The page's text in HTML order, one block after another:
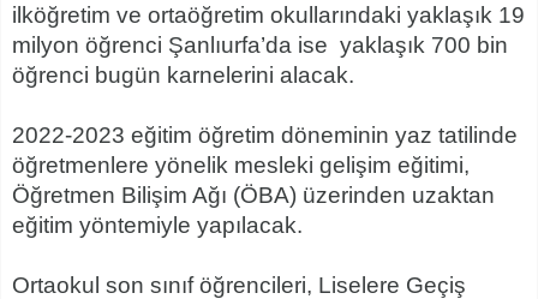
ilköğretim ve ortaöğretim okullarındaki yaklaşık 19
milyon öğrenci Şanlıurfa’da ise yaklaşık 700 bin
öğrenci bugün karnelerini alacak.
2022-2023 eğitim öğretim döneminin yaz tatilinde
öğretmenlere yönelik mesleki gelişim eğitimi,
Öğretmen Bilişim Ağı (ÖBA) üzerinden uzaktan
eğitim yöntemiyle yapılacak.
Ortaokul son sınıf öğrencileri, Liselere Geçiş